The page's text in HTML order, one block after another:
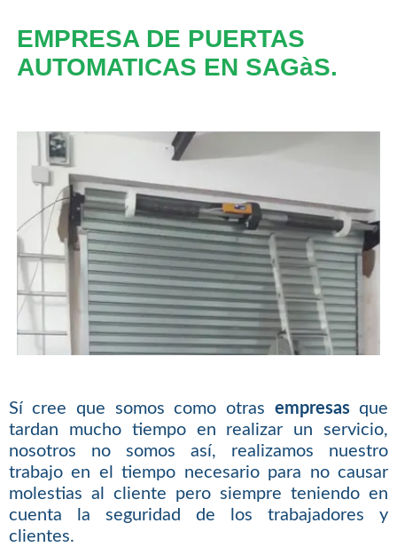
EMPRESA DE PUERTAS
AUTOMATICAS EN SAGàS.
Sí cree que somos como otras empresasque
tardan mucho tiempo en realizar un servicio,
nosotros no somos así, realizamos nuestro
trabajo en el tiempo necesario para no causar
molestias al cliente pero siempre teniendo en
cuenta la seguridad de los trabajadores y
clientes.